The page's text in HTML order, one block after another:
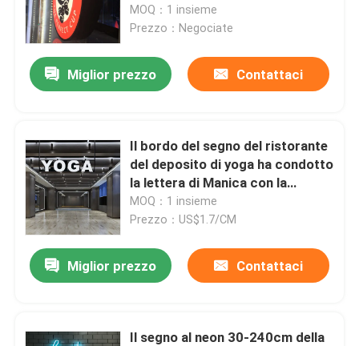
caffetteria
MOQ：1 insieme
Prezzo：Negociate
Miglior prezzo Contattaci
Il bordo del segno del ristorante
del deposito di yoga ha condotto
la lettera di Manica con la
canalizzazione del metallo
MOQ：1 insieme
Prezzo：US$1.7/CM
Miglior prezzo Contattaci
Il segno al neon 30-240cm della